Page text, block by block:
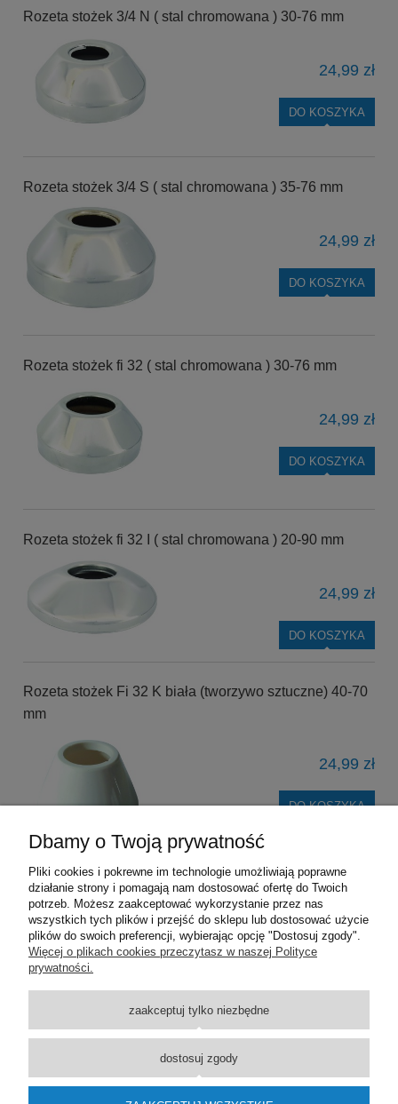
Rozeta stożek 3/4 N ( stal chromowana ) 30-76 mm
24,99 zł
DO KOSZYKA
Rozeta stożek 3/4 S ( stal chromowana ) 35-76 mm
24,99 zł
DO KOSZYKA
Rozeta stożek fi 32 ( stal chromowana ) 30-76 mm
24,99 zł
DO KOSZYKA
Rozeta stożek fi 32 I ( stal chromowana ) 20-90 mm
24,99 zł
DO KOSZYKA
Rozeta stożek Fi 32 K biała (tworzywo sztuczne) 40-70
mm
24,99 zł
DO KOSZYKA
« 1 2 3 4 5 »
Pomoc
Dostawa
Moje konto
O firmie
Dbamy o Twoją prywatność
Pliki cookies i pokrewne im technologie umożliwiają poprawne
działanie strony i pomagają nam dostosować ofertę do Twoich
potrzeb. Możesz zaakceptować wykorzystanie przez nas
wszystkich tych plików i przejść do sklepu lub dostosować użycie
plików do swoich preferencji, wybierając opcję "Dostosuj zgody".
Więcej o plikach cookies przeczytasz w naszej Polityce
prywatności.
zaakceptuj tylko niezbędne
dostosuj zgody